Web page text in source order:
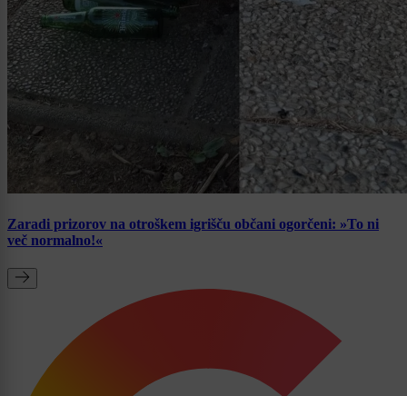
Zaradi prizorov na otroškem igrišču občani ogorčeni: »To ni
več normalno!«